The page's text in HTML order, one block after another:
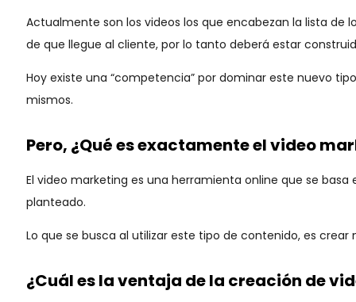
Actualmente son los videos los que encabezan la lista de
de que llegue al cliente, por lo tanto deberá estar
Hoy existe una “competencia” por dominar este nuevo
mismos.
Pero, ¿Qué es exactamente el video
El video marketing es una herramienta online que se
planteado.
Lo que se busca al utilizar este tipo de contenido, es
¿Cuál es la ventaja de la creación de